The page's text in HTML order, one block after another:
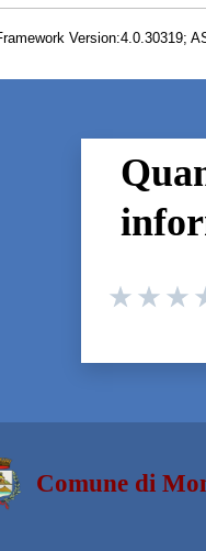
Version:4.0.30319;
Valuta da 1 a 5
Comune di